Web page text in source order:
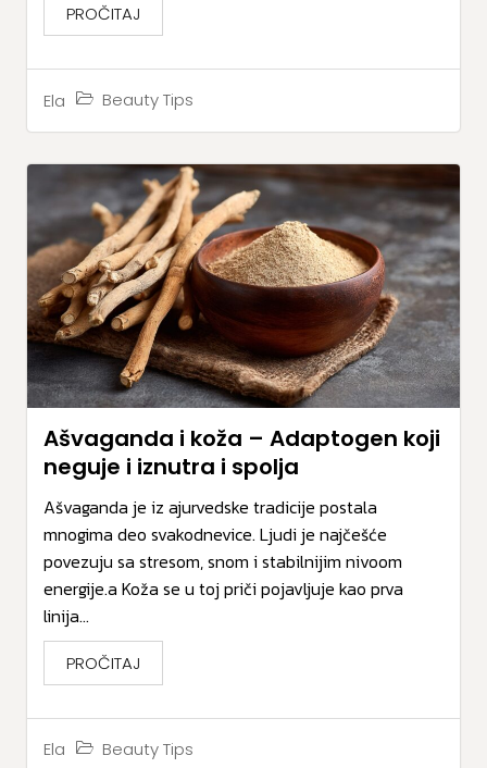
Ela Beauty Tips
PROČITAJ
Ašvaganda i koža – Adaptogen koji
neguje i iznutra i spolja
Ela Beauty Tips
Ašvaganda je iz ajurvedske tradicije postala
mnogima deo svakodnevice. Ljudi je najčešće
povezuju sa stresom, snom i stabilnijim nivoom
energije.a Koža se u toj priči pojavljuje kao prva
linija...
PROČITAJ